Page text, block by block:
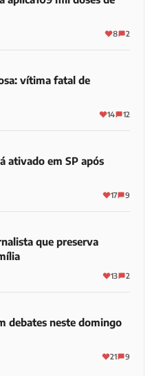
8 2
vítima fatal de
14 12
ativado em SP após
17 9
que preserva
13 2
debates neste domingo
21 9